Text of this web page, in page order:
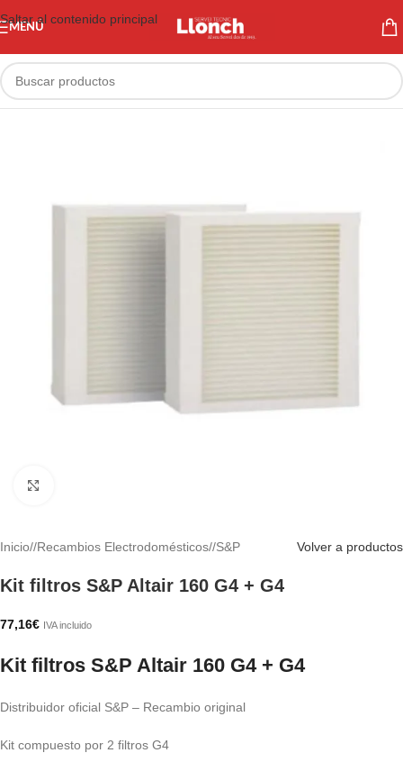
Saltar al contenido principal
MENÚ
Inicio/ Recambios Electrodomésticos/ S&P Volver a productos
Kit filtros S&P Altair 160 G4 + G4
77,16€ IVA incluido
Kit filtros S&P Altair 160 G4 + G4
Distribuidor oficial S&P – Recambio original
Kit compuesto por 2 filtros G4